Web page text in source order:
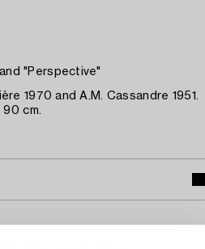
"Perspective"
1970 and A.M. Cassandre 1951.
cm.